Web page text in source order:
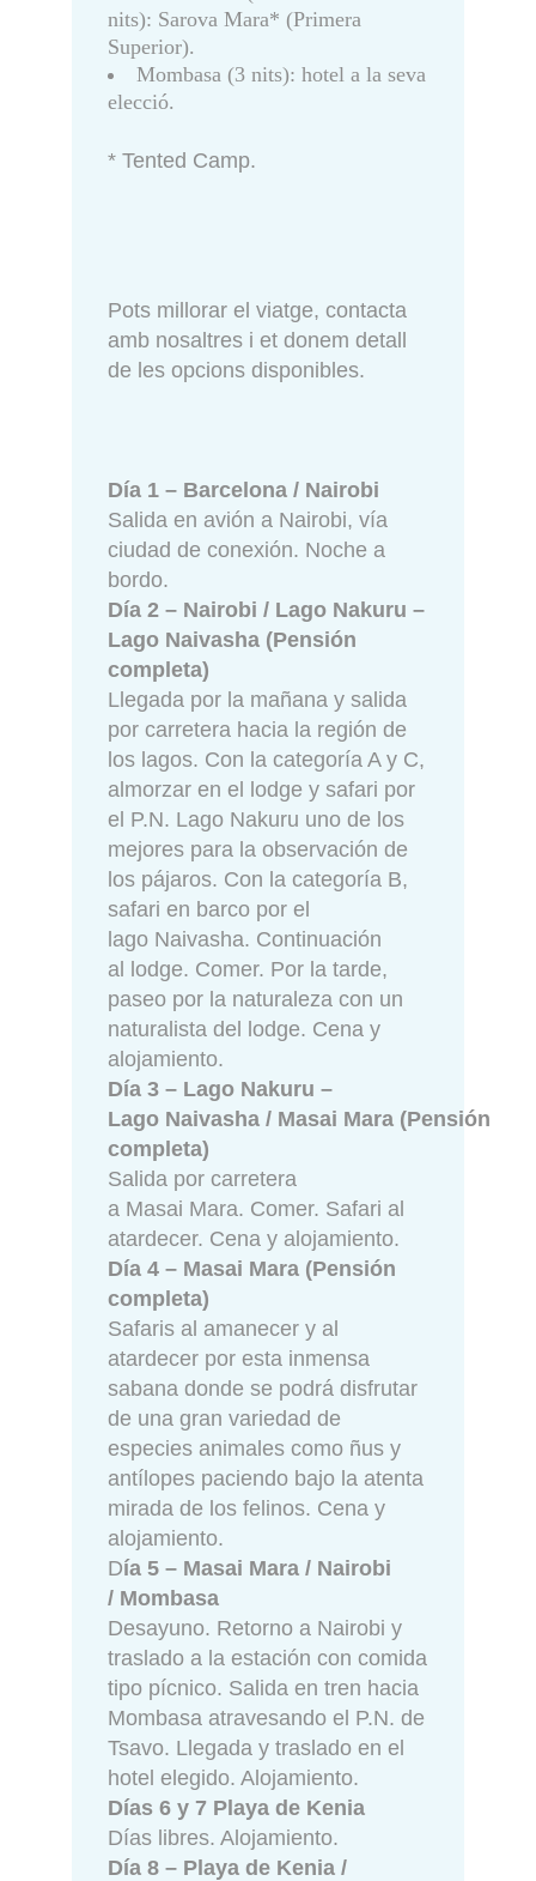
nits): Sarova Mara* (Primera
Superior).
Mombasa (3 nits): hotel a la seva
elecció.
* Tented Camp.
Pots millorar el viatge, contacta
amb nosaltres i et donem detall
de les opcions disponibles.
Día 1 – Barcelona / Nairobi
Salida en avión a Nairobi, vía
ciudad de conexión. Noche a
bordo.
Día 2 – Nairobi / Lago Nakuru –
Lago Naivasha (Pensión
completa)
Llegada por la mañana y salida
por carretera hacia la región de
los lagos. Con la categoría A y C,
almorzar en el lodge y safari por
el P.N. Lago Nakuru uno de los
mejores para la observación de
los pájaros. Con la categoría B,
safari en barco por el
lago Naivasha. Continuación
al lodge. Comer. Por la tarde,
paseo por la naturaleza con un
naturalista del lodge. Cena y
alojamiento.
Día 3 – Lago Nakuru –
Lago Naivasha / Masai Mara (Pensión
completa)
Salida por carretera
a Masai Mara. Comer. Safari al
atardecer. Cena y alojamiento.
Día 4 – Masai Mara (Pensión
completa)
Safaris al amanecer y al
atardecer por esta inmensa
sabana donde se podrá disfrutar
de una gran variedad de
especies animales como ñus y
antílopes paciendo bajo la atenta
mirada de los felinos. Cena y
alojamiento.
Día 5 – Masai Mara / Nairobi
/ Mombasa
Desayuno. Retorno a Nairobi y
traslado a la estación con comida
tipo pícnico. Salida en tren hacia
Mombasa atravesando el P.N. de
Tsavo. Llegada y traslado en el
hotel elegido. Alojamiento.
Días 6 y 7 Playa de Kenia
Días libres. Alojamiento.
Día 8 – Playa de Kenia /